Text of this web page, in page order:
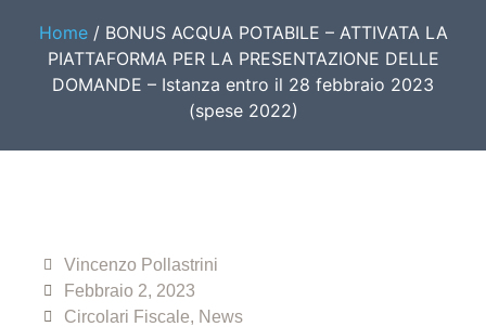
Home/ BONUS ACQUA POTABILE – ATTIVATA LA
PIATTAFORMA PER LA PRESENTAZIONE DELLE
DOMANDE – Istanza entro il 28 febbraio 2023
(spese 2022)
Vincenzo Pollastrini
Febbraio 2, 2023
Circolari Fiscale, News